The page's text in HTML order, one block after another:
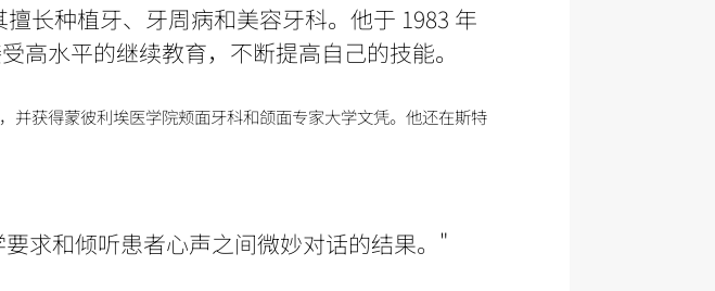
长种植牙、牙周病和美容牙科。他于 1983 年
高水平的继续教育，不断提高自己的技能。
获得蒙彼利埃医学院颊面牙科和颌面专家大学文凭。他还在斯特
求和倾听患者心声之间微妙对话的结果。"